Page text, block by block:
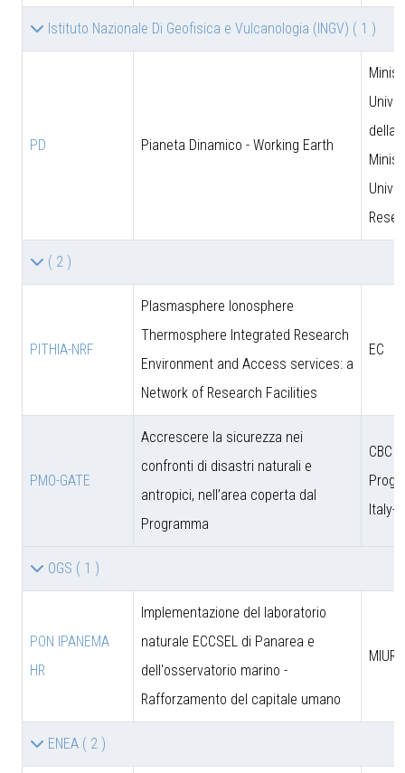
Istituto Nazionale Di Geofisica e Vulcanologia (INGV) ( 1 )
PD Pianeta Dinamico - Working Earth
della
( 2 )
PITHIA-NRF
Plasmasphere Ionosphere
Thermosphere Integrated Research
Environment and Access services: a
Network of Research Facilities
EC
PMO-GATE
Accrescere la sicurezza nei
confronti di disastri naturali e
antropici, nell’area coperta dal
Programma
CBC
Italy-
OGS ( 1 )
PON IPANEMA
HR
Implementazione del laboratorio
naturale ECCSEL di Panarea e
dell'osservatorio marino -
Rafforzamento del capitale umano
MIUR
ENEA ( 2 )